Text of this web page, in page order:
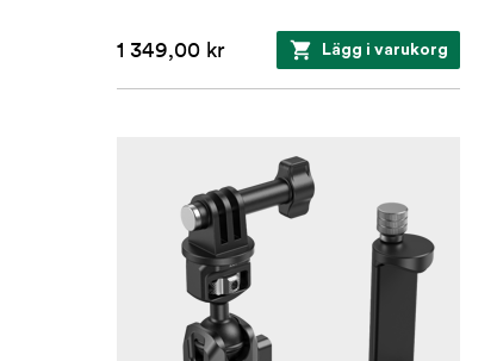
1 349,00 kr Lägg i varukorg